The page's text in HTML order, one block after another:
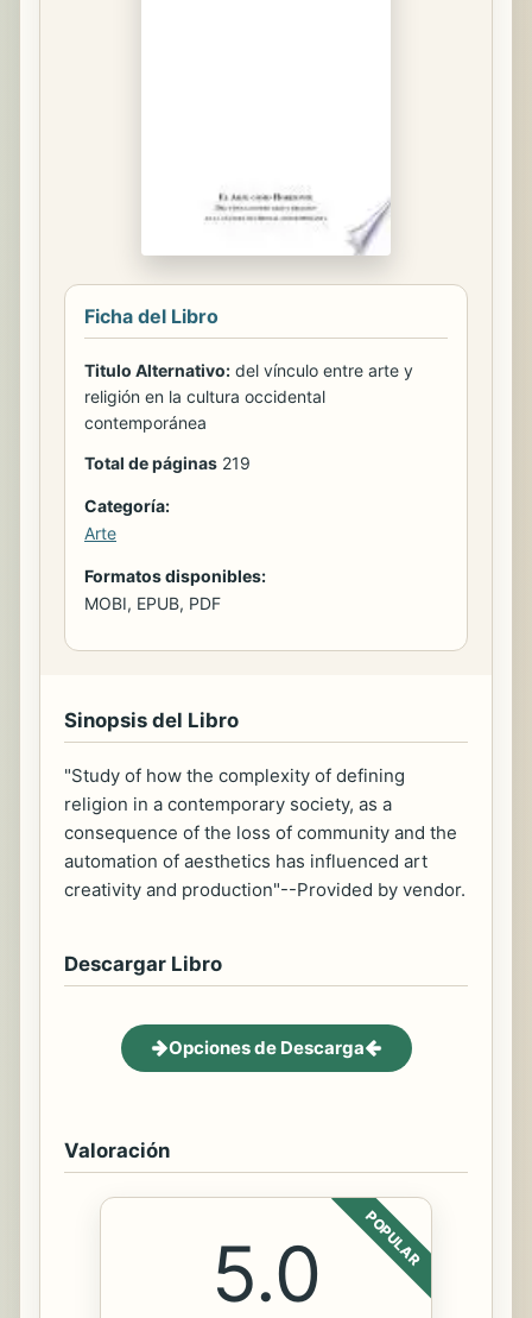
Ficha del Libro
Titulo Alternativo: del vínculo entre arte y
religión en la cultura occidental
contemporánea
Total de páginas 219
Categoría:
Arte
Formatos disponibles:
MOBI, EPUB, PDF
Sinopsis del Libro
"Study of how the complexity of defining
religion in a contemporary society, as a
consequence of the loss of community and the
automation of aesthetics has influenced art
creativity and production"--Provided by vendor.
Descargar Libro
Opciones de Descarga
Valoración
POPULAR
5.0